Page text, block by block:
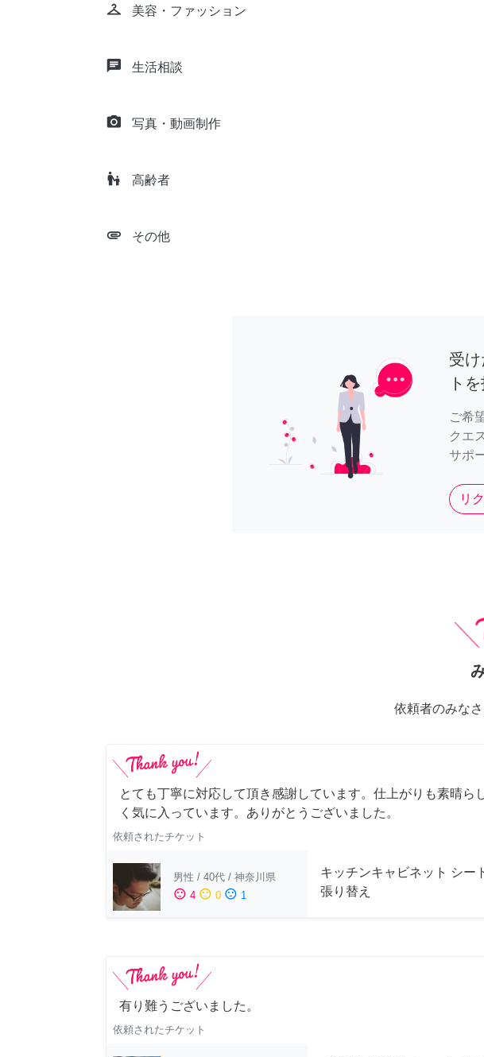
checkroom 美容・ファッション
chat 生活相談
camera_alt 写真・動画制作
escalator_warning 高齢者
attachment その他
受
ト
ご希
クエ
サポ
リ
依頼者のみな
とても丁寧に対応して頂き感謝しています。仕上がりも素晴ら
く気に入っています。ありがとうございました。
依頼されたチケット
男性 / 40代 / 神奈川県
sentiment_satisfied 4 sentiment_neutral 0 sentiment_dissatisfied 1
キッチンキャビネット シー
張り替え
有り難うございました。
依頼されたチケット